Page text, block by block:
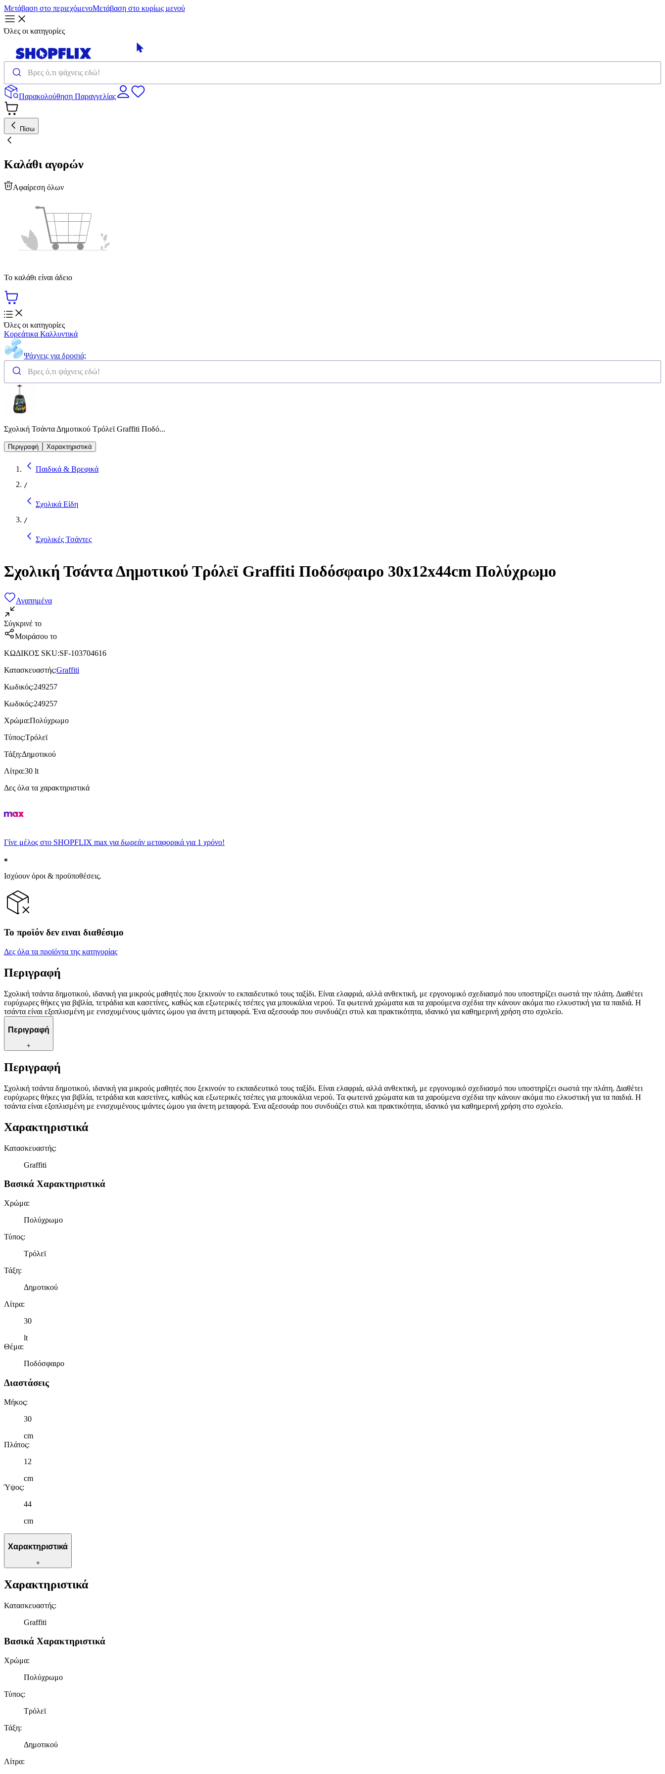
Μετάβαση στο περιεχόμενοΜετάβαση στο κυρίως μενού
Όλες οι κατηγορίες
Παρακολούθηση Παραγγελίας
Πίσω
Καλάθι αγορών
Αφαίρεση όλων
Το καλάθι είναι άδειο
Όλες οι κατηγορίες
Κορεάτικα Καλλυντικά
Ψάχνεις για δροσιά;
Σχολική Τσάντα Δημοτικού Τρόλεϊ Graffiti Ποδό...
Περιγραφή Χαρακτηριστικά
Παιδικά & Βρεφικά
/
Σχολικά Είδη
/
Σχολικές Τσάντες
Σχολική Τσάντα Δημοτικού Τρόλεϊ Graffiti Ποδόσφαιρο 30x12x44cm Πολύχρωμο
Αγαπημένα
Σύγκρινέ το
Μοιράσου το
ΚΩΔΙΚΟΣ SKU:SF-103704616
Κατασκευαστής:Graffiti
Κωδικός:249257
Κωδικός:249257
Χρώμα:Πολύχρωμο
Τύπος:Τρόλεϊ
Τάξη:Δημοτικού
Λίτρα:30 lt
Δες όλα τα χαρακτηριστικά
Γίνε μέλος στο SHOPFLIX max για δωρεάν μεταφορικά για 1 χρόνο!
Ισχύουν όροι & προϋποθέσεις.
Το προϊόν δεν ειναι διαθέσιμο
Δες όλα τα προϊόντα της κατηγορίας
Περιγραφή
Σχολική τσάντα δημοτικού, ιδανική για μικρούς μαθητές που ξεκινούν το εκπαιδευτικό τους ταξίδι. Είναι ελαφριά, αλλά ανθεκτική, με εργονομικό σχεδιασμό που υποστηρίζει σωστά την πλάτη. Διαθέτει
ευρύχωρες θήκες για βιβλία, τετράδια και κασετίνες, καθώς και εξωτερικές τσέπες για μπουκάλια νερού. Τα φωτεινά χρώματα και τα χαρούμενα σχέδια την κάνουν ακόμα πιο ελκυστική για τα παιδιά. Η
τσάντα είναι εξοπλισμένη με ενισχυμένους ιμάντες ώμου για άνετη μεταφορά. Ένα αξεσουάρ που συνδυάζει στυλ και πρακτικότητα, ιδανικό για καθημερινή χρήση στο σχολείο.
Περιγραφή
+
Περιγραφή
Σχολική τσάντα δημοτικού, ιδανική για μικρούς μαθητές που ξεκινούν το εκπαιδευτικό τους ταξίδι. Είναι ελαφριά, αλλά ανθεκτική, με εργονομικό σχεδιασμό που υποστηρίζει σωστά την πλάτη. Διαθέτει
ευρύχωρες θήκες για βιβλία, τετράδια και κασετίνες, καθώς και εξωτερικές τσέπες για μπουκάλια νερού. Τα φωτεινά χρώματα και τα χαρούμενα σχέδια την κάνουν ακόμα πιο ελκυστική για τα παιδιά. Η
τσάντα είναι εξοπλισμένη με ενισχυμένους ιμάντες ώμου για άνετη μεταφορά. Ένα αξεσουάρ που συνδυάζει στυλ και πρακτικότητα, ιδανικό για καθημερινή χρήση στο σχολείο.
Χαρακτηριστικά
Κατασκευαστής:
Graffiti
Βασικά Χαρακτηριστικά
Χρώμα:
Πολύχρωμο
Τύπος:
Τρόλεϊ
Τάξη:
Δημοτικού
Λίτρα:
30
lt
Θέμα:
Ποδόσφαιρο
Διαστάσεις
Μήκος:
30
cm
Πλάτος:
12
cm
Ύψος:
44
cm
Χαρακτηριστικά
+
Χαρακτηριστικά
Κατασκευαστής:
Graffiti
Βασικά Χαρακτηριστικά
Χρώμα:
Πολύχρωμο
Τύπος:
Τρόλεϊ
Τάξη:
Δημοτικού
Λίτρα: